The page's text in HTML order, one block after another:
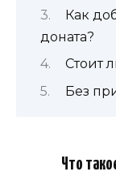
Как
доната?
Стоит
Без
Что